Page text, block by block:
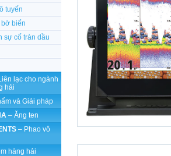
tuyến
bờ biển
sự cố tràn dầu
lạc cho ngành
hải
và Giải pháp
– Ăng ten
– Phao vô
hàng hải